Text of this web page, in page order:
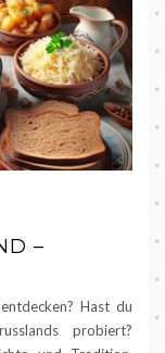
– T
Hast du
probiert?